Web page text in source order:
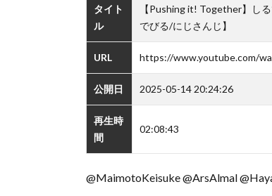
タイト
ル
【Pushing it! Together】し
でびる/にじさんじ】
URL https://www.youtube.com/
公開日 2025-05-14 20:24:26
再生時
間
02:08:43
@MaimotoKeisuke @ArsAlmal